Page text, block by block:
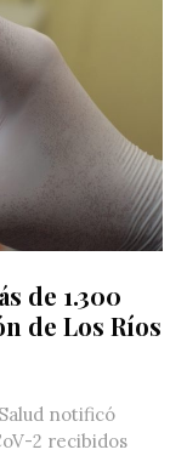
de 1.300
de Los Ríos
notificó
2 recibidos